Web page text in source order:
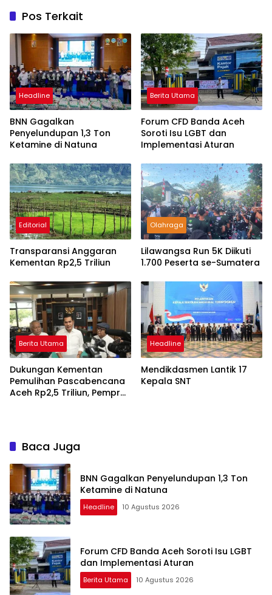
Pos Terkait
Headline
BNN Gagalkan
Penyelundupan 1,3 Ton
Ketamine di Natuna
Berita Utama
Forum CFD Banda Aceh
Soroti Isu LGBT dan
Implementasi Aturan
Editorial
Transparansi Anggaran
Kementan Rp2,5 Triliun
Olahraga
Lilawangsa Run 5K Diikuti
1.700 Peserta se-Sumatera
Berita Utama
Dukungan Kementan
Pemulihan Pascabencana
Aceh Rp2,5 Triliun, Pemprov
Headline
Mendikdasmen Lantik 17
Kepala SNT
Baca Juga
BNN Gagalkan Penyelundupan 1,3 Ton
Ketamine di Natuna
Headline 10 Agustus 2026
Forum CFD Banda Aceh Soroti Isu LGBT
dan Implementasi Aturan
Berita Utama 10 Agustus 2026